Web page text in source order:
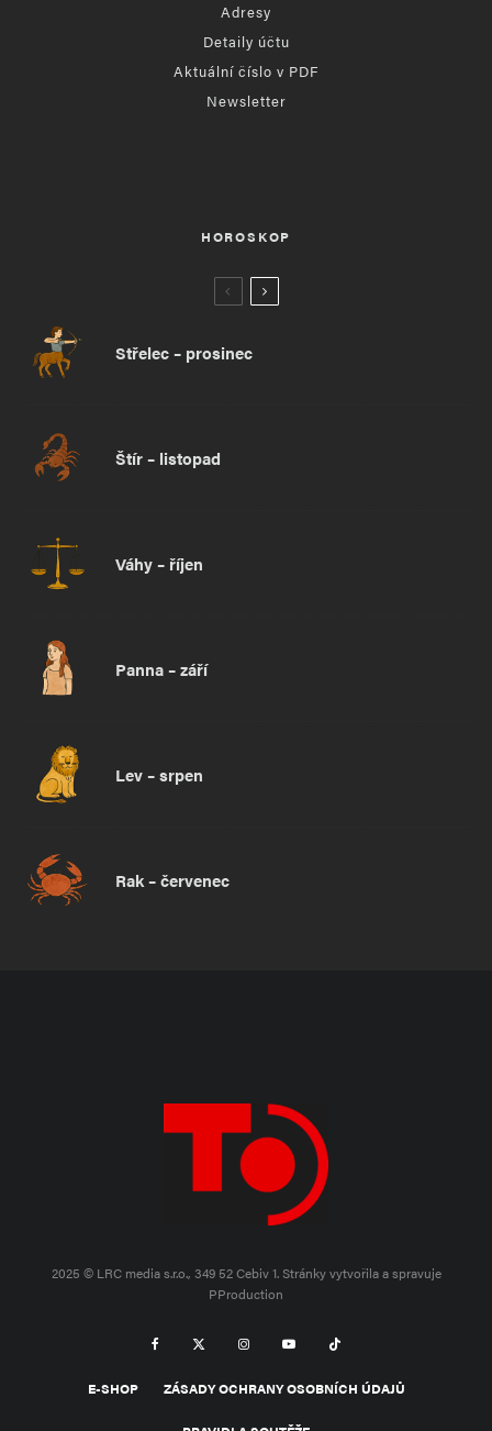
Adresy
Detaily účtu
Aktuální číslo v PDF
Newsletter
HOROSKOP
Střelec – prosinec
Štír – listopad
Váhy – říjen
Panna – září
Lev – srpen
Rak – červenec
2025 © LRC media s.r.o., 349 52 Cebiv 1.Stránky vytvořila a spravuje
PProduction
E-SHOP ZÁSADY OCHRANY OSOBNÍCH ÚDAJŮ